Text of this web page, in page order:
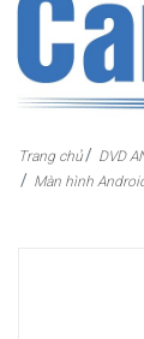
Trang chủ DVD
Màn hình